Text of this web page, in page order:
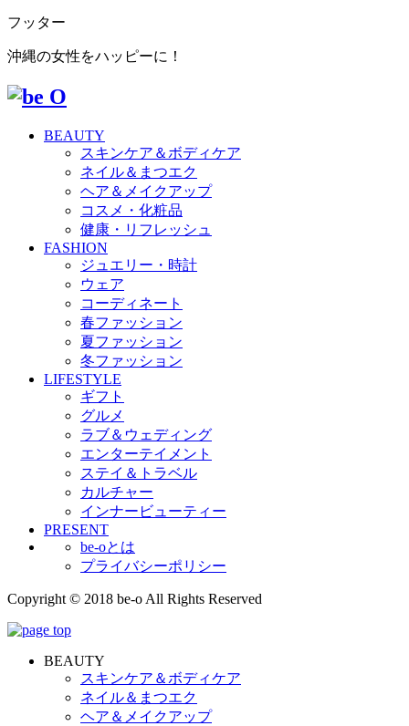
フッター
沖縄の女性をハッピーに！
BEAUTY
スキンケア＆ボディケア
ネイル＆まつエク
ヘア＆メイクアップ
コスメ・化粧品
健康・リフレッシュ
FASHION
ジュエリー・時計
ウェア
コーディネート
春ファッション
夏ファッション
冬ファッション
LIFESTYLE
ギフト
グルメ
ラブ＆ウェディング
エンターテイメント
ステイ＆トラベル
カルチャー
インナービューティー
PRESENT
be-oとは
プライバシーポリシー
Copyright © 2018 be-o All Rights Reserved
BEAUTY
スキンケア＆ボディケア
ネイル＆まつエク
ヘア＆メイクアップ